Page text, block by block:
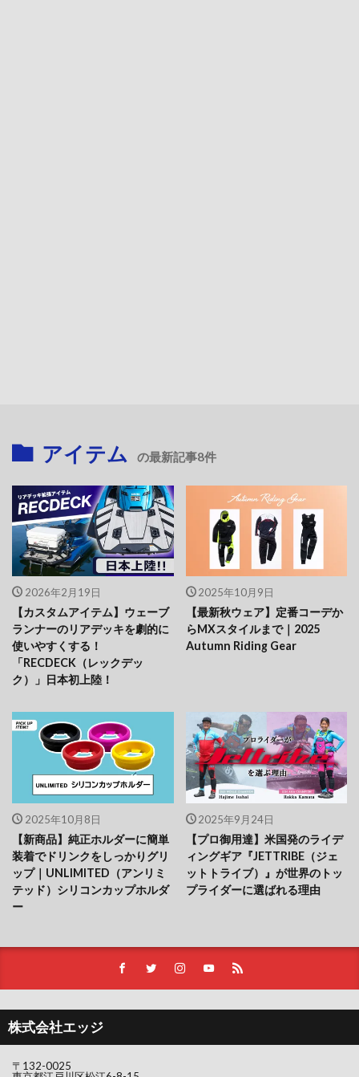
アイテム の最新記事8件
2026年2月19日
【カスタムアイテム】ウェーブ
ランナーのリアデッキを劇的に
使いやすくする！
「RECDECK（レックデッ
ク）」日本初上陸！
2025年10月9日
【最新秋ウェア】定番コーデか
らMXスタイルまで｜2025
Autumn Riding Gear
2025年10月8日
【新商品】純正ホルダーに簡単
装着でドリンクをしっかりグリ
ップ｜UNLIMITED（アンリミ
テッド）シリコンカップホルダ
ー
2025年9月24日
【プロ御用達】米国発のライデ
ィングギア『JETTRIBE（ジェ
ットトライブ）』が世界のトッ
プライダーに選ばれる理由
株式会社エッジ
〒132-0025